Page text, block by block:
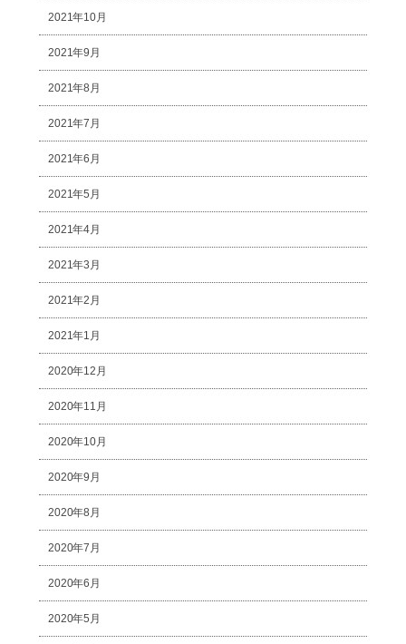
2021年10月
2021年9月
2021年8月
2021年7月
2021年6月
2021年5月
2021年4月
2021年3月
2021年2月
2021年1月
2020年12月
2020年11月
2020年10月
2020年9月
2020年8月
2020年7月
2020年6月
2020年5月